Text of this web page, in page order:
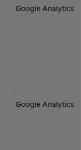
Google Analytics
Google Analytics